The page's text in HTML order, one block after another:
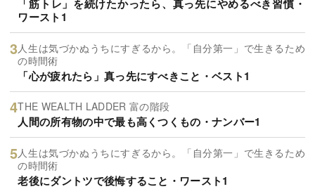
「筋トレ」を続けたかったら、真っ先にやめるべき習慣・
ワースト1
人生は気づかぬうちにすぎるから。「自分第一」で生きるため
の時間術
「心が疲れたら」真っ先にすべきこと・ベスト1
THE WEALTH LADDER 富の階段
人間の所有物の中で最も高くつくもの・ナンバー1
人生は気づかぬうちにすぎるから。「自分第一」で生きるため
の時間術
老後にダントツで後悔すること・ワースト1